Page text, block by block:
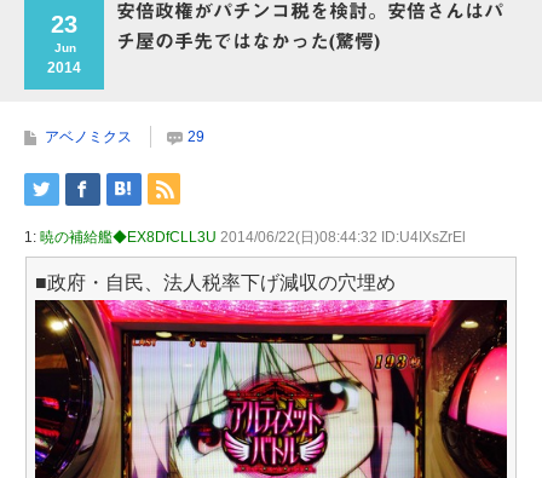
23
Jun
2014
安倍政権がパチンコ税を検討。安倍さんはパ
チ屋の手先ではなかった(驚愕)
アベノミクス 29
1: 暁の補給艦◆EX8DfCLL3U 2014/06/22(日)08:44:32 ID:U4IXsZrEl
■政府・自民、法人税率下げ減収の穴埋め